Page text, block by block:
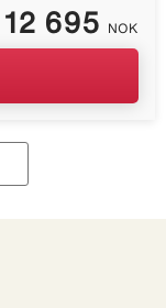
12 695 NOK